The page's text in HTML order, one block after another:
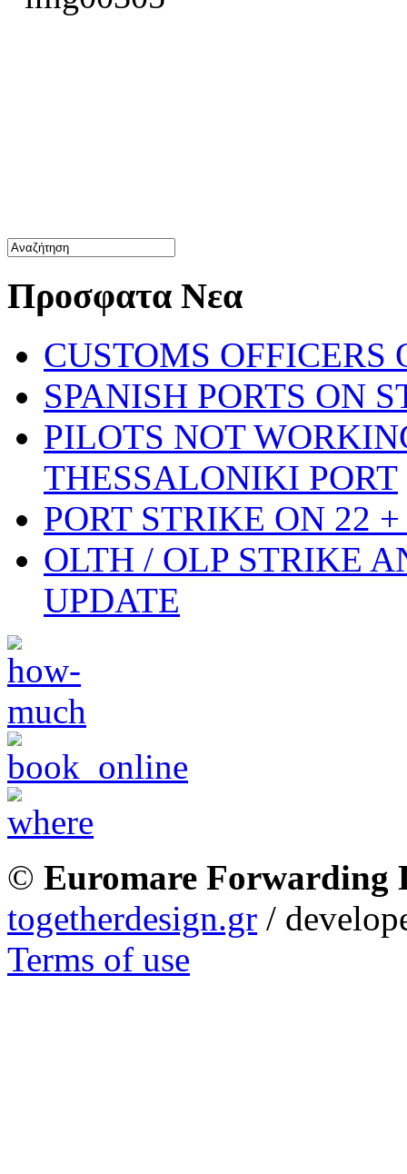
Προσφατα Νεα
CUSTOMS OFFICERS
SPANISH PORTS ON
PILOTS NOT
THESSALONIKI PORT
PORT STRIKE ON 22
OLTH / OLP STRIKE
UPDATE
© Euromare Forwarding
togetherdesign.gr /
Terms of use